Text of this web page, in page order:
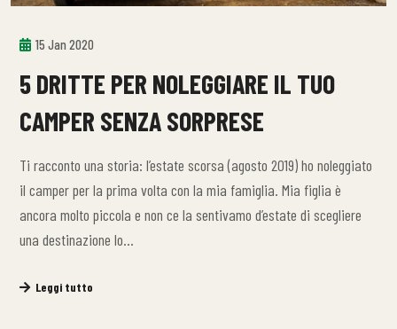
15 Jan 2020
5 DRITTE PER NOLEGGIARE IL TUO
CAMPER SENZA SORPRESE
Ti racconto una storia: l’estate scorsa (agosto 2019) ho noleggiato
il camper per la prima volta con la mia famiglia. Mia figlia è
ancora molto piccola e non ce la sentivamo d’estate di scegliere
una destinazione lo…
Leggi tutto